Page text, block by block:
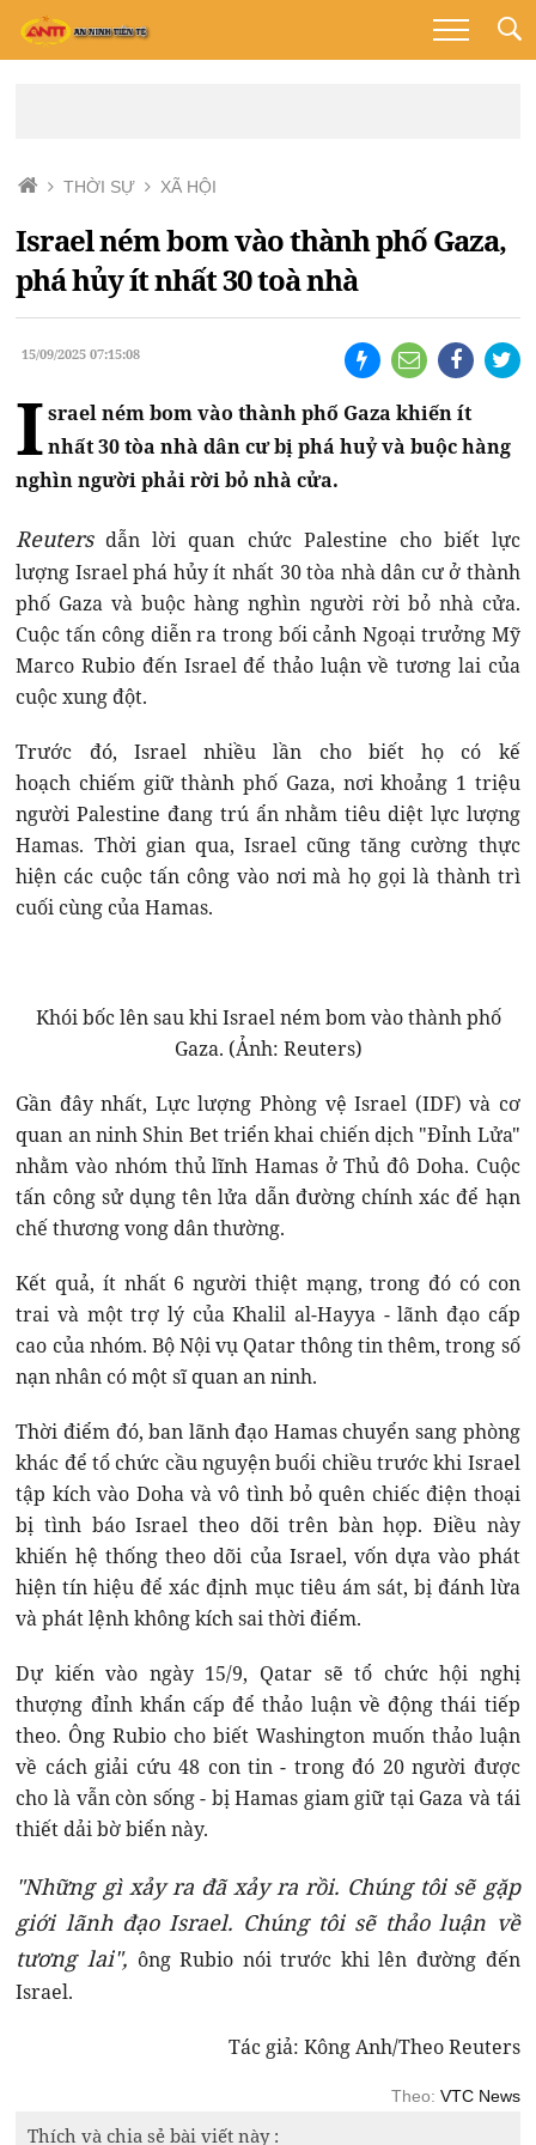
THỜI SỰ XÃ HỘI
Israel ném bom vào thành phố Gaza,
phá hủy ít nhất 30 toà nhà
15/09/2025 07:15:08
I srael ném bom vào thành phố Gaza khiến ít
nhất 30 tòa nhà dân cư bị phá huỷ và buộc hàng
nghìn người phải rời bỏ nhà cửa.
Reutersdẫn lời quan chức Palestine cho biết lực
lượng Israel phá hủy ít nhất 30 tòa nhà dân cư ở thành
phố Gaza và buộc hàng nghìn người rời bỏ nhà cửa.
Cuộc tấn công diễn ra trong bối cảnh Ngoại trưởng Mỹ
Marco Rubio đến Israel để thảo luận về tương lai của
cuộc xung đột.
Trước đó, Israel nhiều lần cho biết họ có kế
hoạch chiếm giữ thành phố Gaza, nơi khoảng 1 triệu
người Palestine đang trú ẩn nhằm tiêu diệt lực lượng
Hamas. Thời gian qua, Israel cũng tăng cường thực
hiện các cuộc tấn công vào nơi mà họ gọi là thành trì
cuối cùng của Hamas.
Khói bốc lên sau khi Israel ném bom vào thành phố
Gaza. (Ảnh: Reuters)
Gần đây nhất, Lực lượng Phòng vệ Israel (IDF) và cơ
quan an ninh Shin Bet triển khai chiến dịch "Đỉnh Lửa"
nhằm vào nhóm thủ lĩnh Hamas ở Thủ đô Doha. Cuộc
tấn công sử dụng tên lửa dẫn đường chính xác để hạn
chế thương vong dân thường.
Kết quả, ít nhất 6 người thiệt mạng, trong đó có con
trai và một trợ lý của Khalil al-Hayya - lãnh đạo cấp
cao của nhóm. Bộ Nội vụ Qatar thông tin thêm, trong số
nạn nhân có một sĩ quan an ninh.
Thời điểm đó, ban lãnh đạo Hamas chuyển sang phòng
khác để tổ chức cầu nguyện buổi chiều trước khi Israel
tập kích vào Doha và vô tình bỏ quên chiếc điện thoại
bị tình báo Israel theo dõi trên bàn họp. Điều này
khiến hệ thống theo dõi của Israel, vốn dựa vào phát
hiện tín hiệu để xác định mục tiêu ám sát, bị đánh lừa
và phát lệnh không kích sai thời điểm.
Dự kiến vào ngày 15/9, Qatar sẽ tổ chức hội nghị
thượng đỉnh khẩn cấp để thảo luận về động thái tiếp
theo. Ông Rubio cho biết Washington muốn thảo luận
về cách giải cứu 48 con tin - trong đó 20 người được
cho là vẫn còn sống - bị Hamas giam giữ tại Gaza và tái
thiết dải bờ biển này.
"Những gì xảy ra đã xảy ra rồi. Chúng tôi sẽ gặp
giới lãnh đạo Israel. Chúng tôi sẽ thảo luận về
tương lai", ông Rubio nói trước khi lên đường đến
Israel.
Tác giả: Kông Anh/Theo Reuters
Theo: VTC News
Thích và chia sẻ bài viết này :